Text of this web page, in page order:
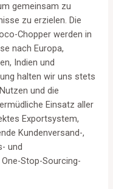
gemeinsam zu
zu erzielen. Die
Chopper werden in
nach Europa,
Indien und
halten wir uns stets
und die
Einsatz aller
Exportsystem,
Kundenversand-,
und
Stop-Sourcing-